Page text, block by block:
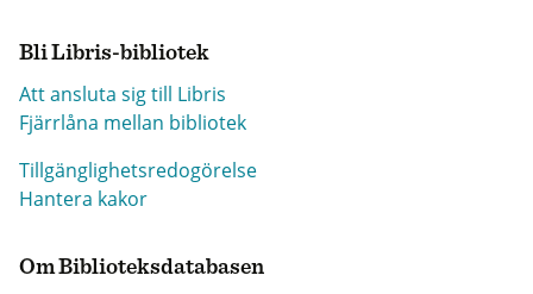
Bli Libris-bibliotek
Att ansluta sig till Libris
Fjärrlåna mellan bibliotek
Tillgänglighetsredogörelse
Hantera kakor
Om Biblioteksdatabasen